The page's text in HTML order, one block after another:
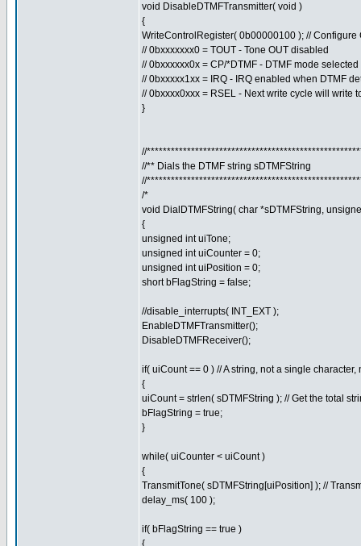
void DisableDTMFTransmitter( void )
{
WriteControlRegister( 0b00000100 ); // Configure
// 0bxxxxxxx0 = TOUT - Tone OUT disabled
// 0bxxxxxx0x = CP/*DTMF - DTMF mode selected
// 0bxxxxx1xx = IRQ - IRQ enabled when DTMF
// 0bxxxx0xxx = RSEL - Next write cycle will write
}
//
//** Dials the DTMF string sDTMFString
//
/*
void DialDTMFString( char *sDTMFString,
{
unsigned int uiTone;
unsigned int uiCounter = 0;
unsigned int uiPosition = 0;
short bFlagString = false;
//disable_interrupts( INT_EXT );
EnableDTMFTransmitter();
DisableDTMFReceiver();
if( uiCount == 0 ) // A string, not a single
{
uiCount = strlen( sDTMFString ); // Get the total
bFlagString = true;
}
while( uiCounter < uiCount )
{
TransmitTone( sDTMFString[uiPosition] ); //
delay_ms( 100 );
if( bFlagString == true )
{